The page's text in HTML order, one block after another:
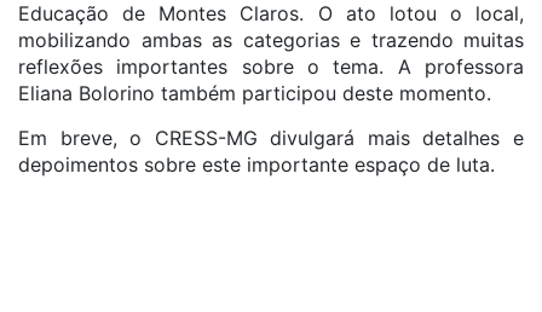
Educação de Montes Claros. O ato lotou o local,
mobilizando ambas as categorias e trazendo muitas
reflexões importantes sobre o tema. A professora
Eliana Bolorino também participou deste momento.
Em breve, o CRESS-MG divulgará mais detalhes e
depoimentos sobre este importante espaço de luta.